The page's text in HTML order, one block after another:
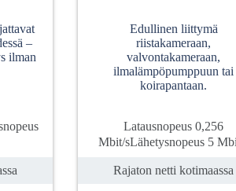
–
ilman
Edullinen liittymä
riistakameraan,
valvontakameraan,
ilmalämpöpumppuun tai
koirapantaan.
Latausnopeus 0,256
Mbit/sLähetysnopeus 5
Rajaton netti kotimaassa